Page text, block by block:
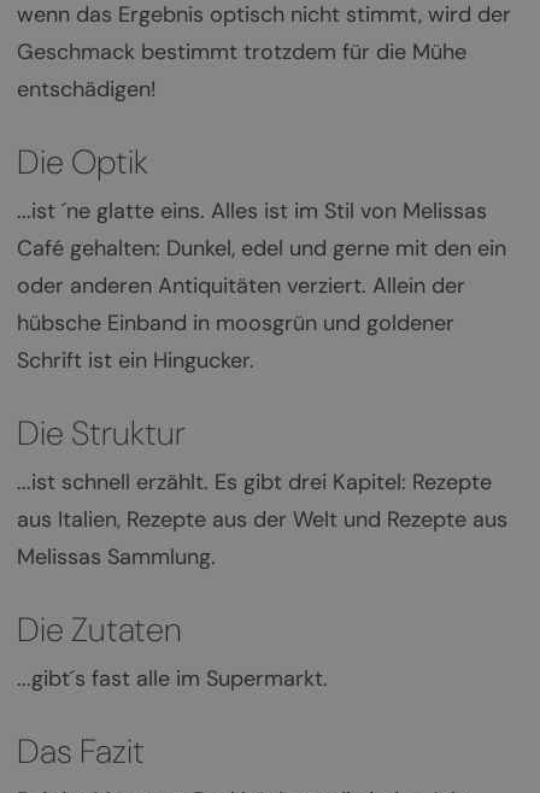
wenn das Ergebnis optisch nicht stimmt, wird der
Geschmack bestimmt trotzdem für die Mühe
entschädigen!
Die Optik
...ist ´ne glatte eins. Alles ist im Stil von Melissas
Café gehalten: Dunkel, edel und gerne mit den ein
oder anderen Antiquitäten verziert. Allein der
hübsche Einband in moosgrün und goldener
Schrift ist ein Hingucker.
Die Struktur
...ist schnell erzählt. Es gibt drei Kapitel: Rezepte
aus Italien, Rezepte aus der Welt und Rezepte aus
Melissas Sammlung.
Die Zutaten
...gibt´s fast alle im Supermarkt.
Das Fazit